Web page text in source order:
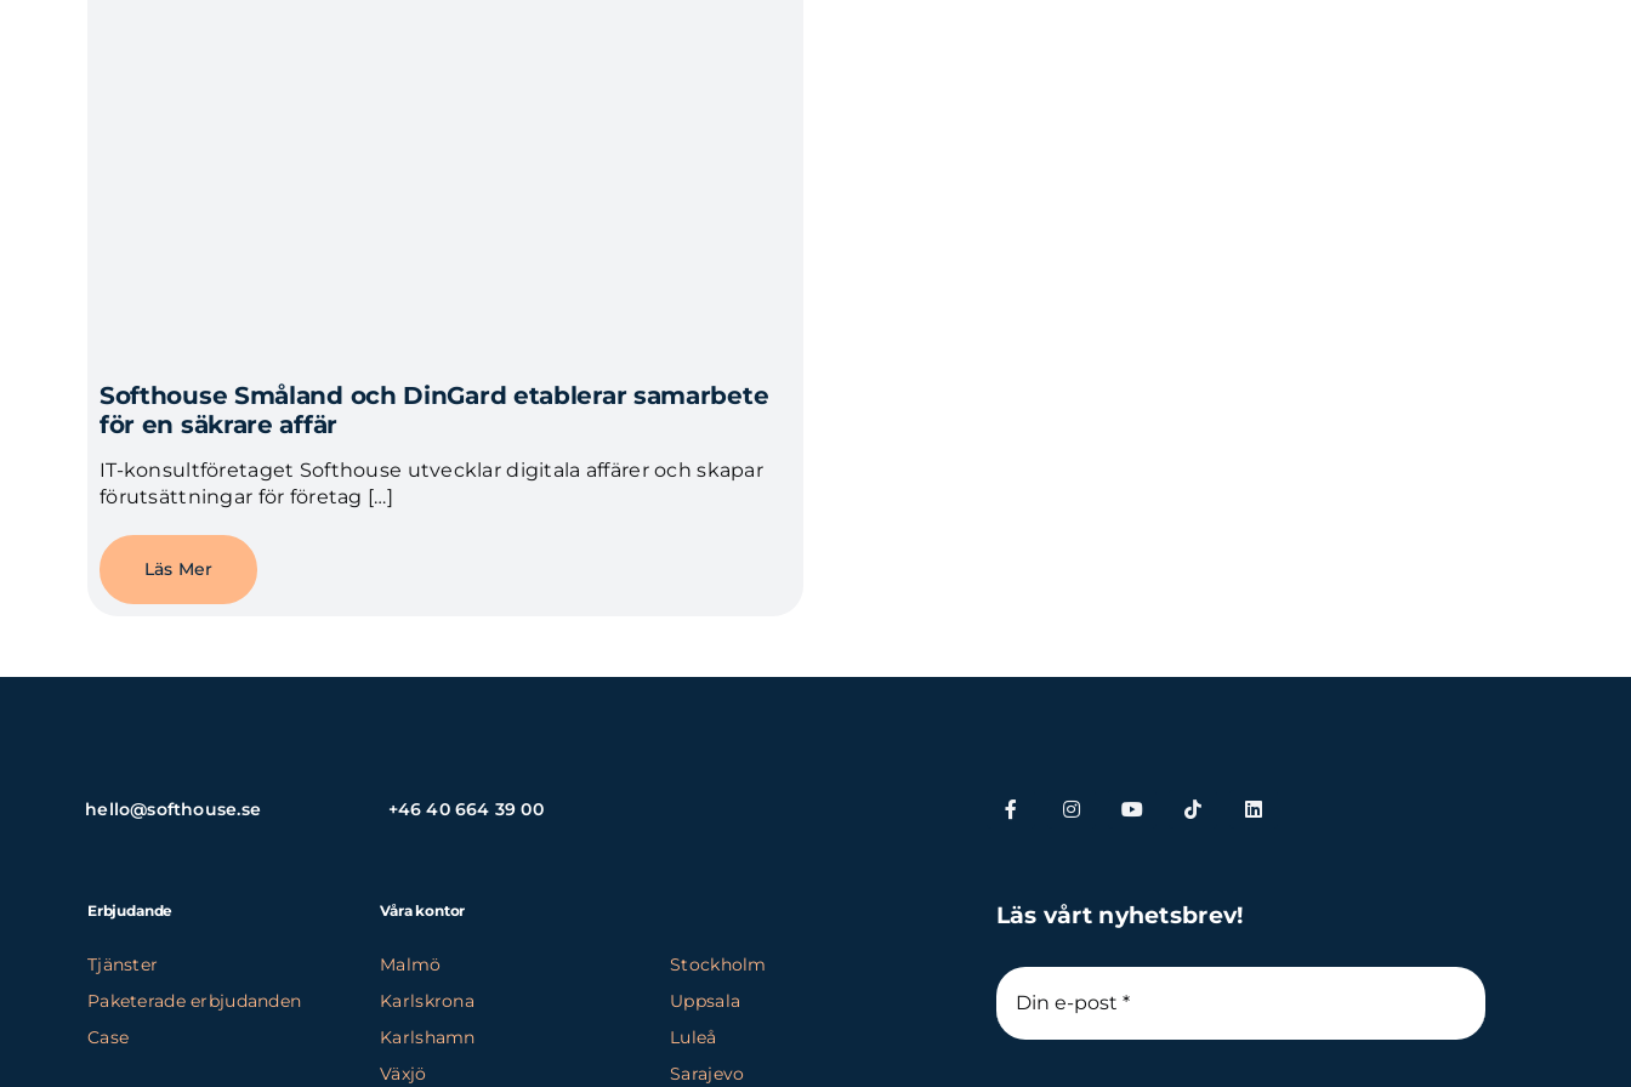
​Softhouse Småland och DinGard etablerar samarbete
för en säkrare affär
IT-konsultföretaget Softhouse utvecklar digitala affärer och skapar
förutsättningar för företag […]
Läs Mer
hello@softhouse.se +46 40 664 39 00
Erbjudande
Tjänster
Paketerade erbjudanden
Case
Våra kontor
Malmö
Karlskrona
Karlshamn
Växjö
Stockholm
Uppsala
Luleå
Sarajevo
Läs vårt nyhetsbrev!